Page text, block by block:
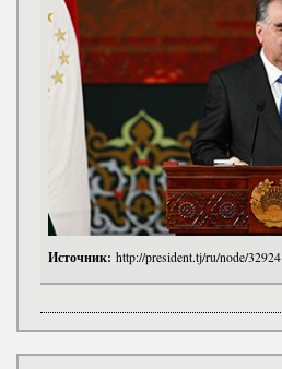
Источник: http://president.tj/ru/node/32924